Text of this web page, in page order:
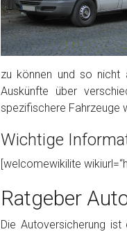
Telefon*
Email
PLZ und Ort
Foto Nr. 1
Foto Nr. 2
zu können und so nicht
Auskünfte über
spezifischere Fahrzeuge
Wichtige
[welcomewikilite
Ratgeber
Die Autoversicherung